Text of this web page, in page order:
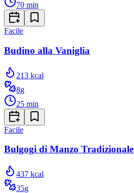
70 min
Facile
Budino alla Vaniglia
213 kcal
8g
25 min
Facile
Bulgogi di Manzo Tradizionale
437 kcal
35g